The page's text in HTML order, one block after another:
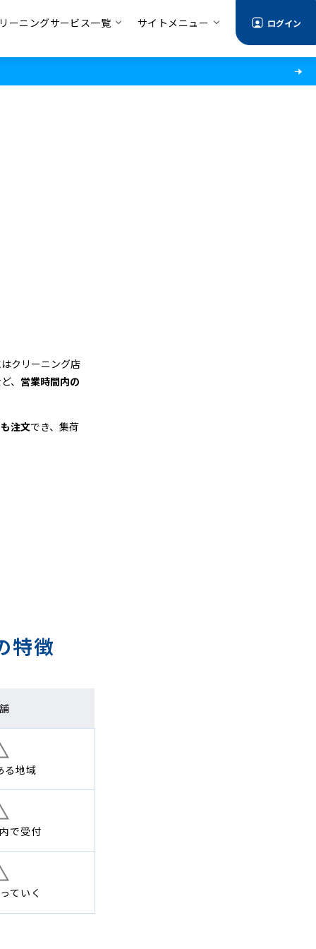
ーニングサービス一覧 サイトメニュー ログイン
クリーニング店
、 営業時間内の
注文でき、集荷
特徴
る地域
で受付
ていく